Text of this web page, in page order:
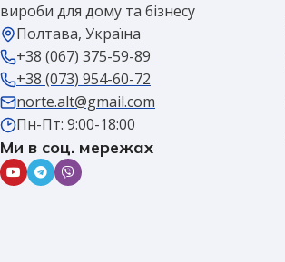
вироби для дому та бізнесу
Полтава, Україна
+38 (067) 375-59-89
+38 (073) 954-60-72
norte.alt@gmail.com
Пн-Пт: 9:00-18:00
Ми в соц. мережах